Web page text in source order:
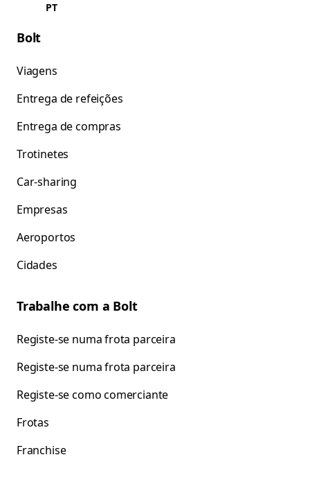
PT
Bolt
Viagens
Entrega de refeições
Entrega de compras
Trotinetes
Car-sharing
Empresas
Aeroportos
Cidades
Trabalhe com a Bolt
Registe-se numa frota parceira
Registe-se numa frota parceira
Registe-se como comerciante
Frotas
Franchise